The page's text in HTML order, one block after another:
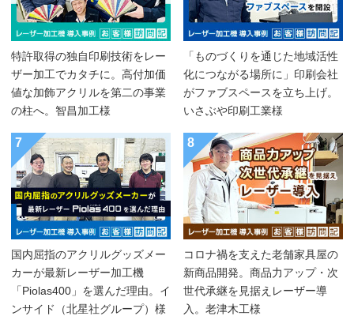
特許取得の独自印刷技術をレー
ザー加工でカタチに。高付加価
値な加飾アクリルを第二の事業
の柱へ。智昌加工様
「ものづくりを通じた地域活性
化につながる場所に」印刷会社
がファブスペースを立ち上げ。
いさぶや印刷工業様
7
国内屈指のアクリルグッズメー
カーが最新レーザー加工機
「Piolas400」を選んだ理由。イ
ンサイド（北星社グループ）様
8
コロナ禍を支えた老舗家具屋の
新商品開発。商品力アップ・次
世代承継を見据えレーザー導
入。老津木工様